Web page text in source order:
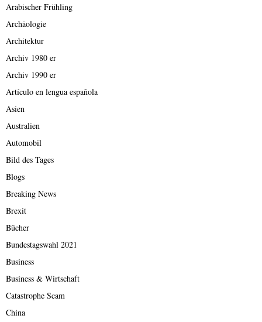
Arabischer Frühling
Archäologie
Architektur
Archiv 1980 er
Archiv 1990 er
Artículo en lengua española
Asien
Australien
Automobil
Bild des Tages
Blogs
Breaking News
Brexit
Bücher
Bundestagswahl 2021
Business
Business & Wirtschaft
Catastrophe Scam
China